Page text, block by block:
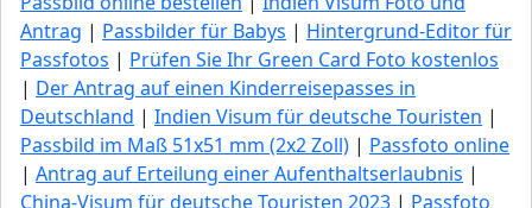
Antrag | Passbilder für Babys | Hintergrund-Editor für
Passfotos | Prüfen Sie Ihr Green Сard Foto kostenlos
| Der Antrag auf einen Kinderreisepasses in
Deutschland | Indien Visum für deutsche Touristen |
Passbild im Maß 51x51 mm (2x2 Zoll) | Passfoto online
| Antrag auf Erteilung einer Aufenthaltserlaubnis |
China-Visum für deutsche Touristen 2023 | Passfoto